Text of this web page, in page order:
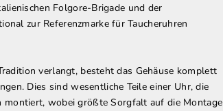
Folgore-Brigade und der
zur Referenzmarke für Taucheruhren
verlangt, besteht das Gehäuse komplett
Dies sind wesentliche Teile einer Uhr, die
montiert, wobei größte Sorgfalt auf die Montage